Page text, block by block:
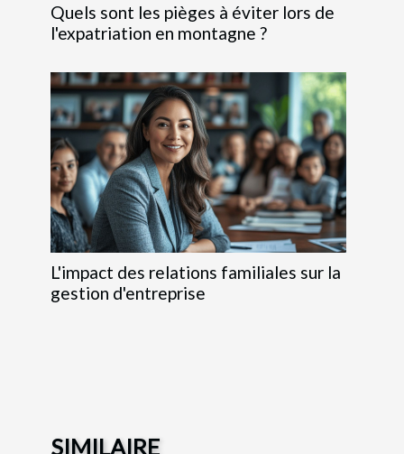
Quels sont les pièges à éviter lors de
l'expatriation en montagne ?
L'impact des relations familiales sur la
gestion d'entreprise
SIMILAIRE